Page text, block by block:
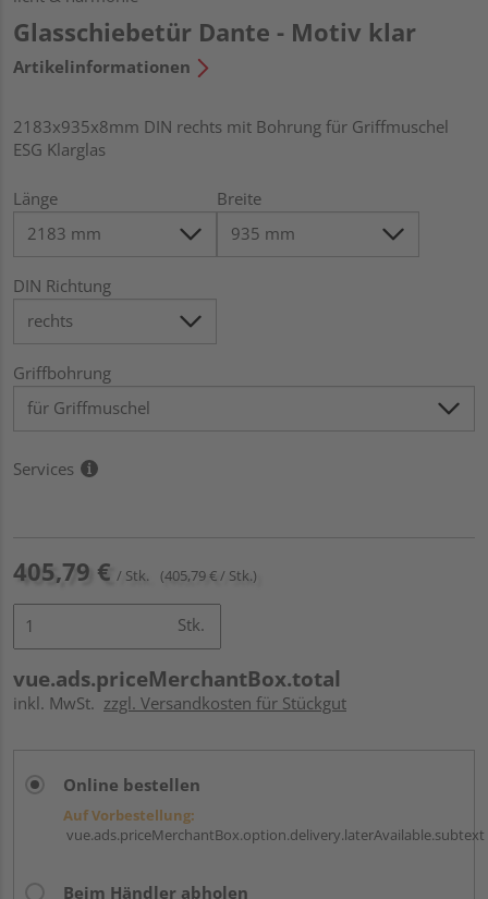
Glasschiebetür Dante - Motiv klar
Artikelinformationen
2183x935x8mm DIN rechts mit Bohrung für Griffmuschel
ESG Klarglas
Länge Breite
DIN Richtung
Griffbohrung
Services
405,79 € / Stk. (405,79 € / Stk.)
Stk.
vue.ads.priceMerchantBox.total
inkl. MwSt. zzgl. Versandkosten für Stückgut
Online bestellen
Auf Vorbestellung:
vue.ads.priceMerchantBox.option.delivery.laterAvailable.subtext
Beim Händler abholen